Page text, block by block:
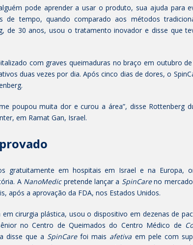
pode aprender a usar o produto, sua ajuda para
de tempo, quando comparado aos métodos
de 30 anos, usou o tratamento inovador e disse que
com graves queimaduras no braço em outubro
duas vezes por dia. Após cinco dias de dores, o
poupou muita dor e curou a área”, disse Rottenberg
em Ramat Gan, Israel.
gratuitamente em hospitais em Israel e na Europa,
A NanoMedicpretende lançar a SpinCareno
após a aprovação da FDA, nos Estados Unidos.
em cirurgia plástica, usou o dispositivo em dezenas de
no Centro de Queimados do Centro Médico de
disse que a SpinCarefoi mais afetiva em pele com